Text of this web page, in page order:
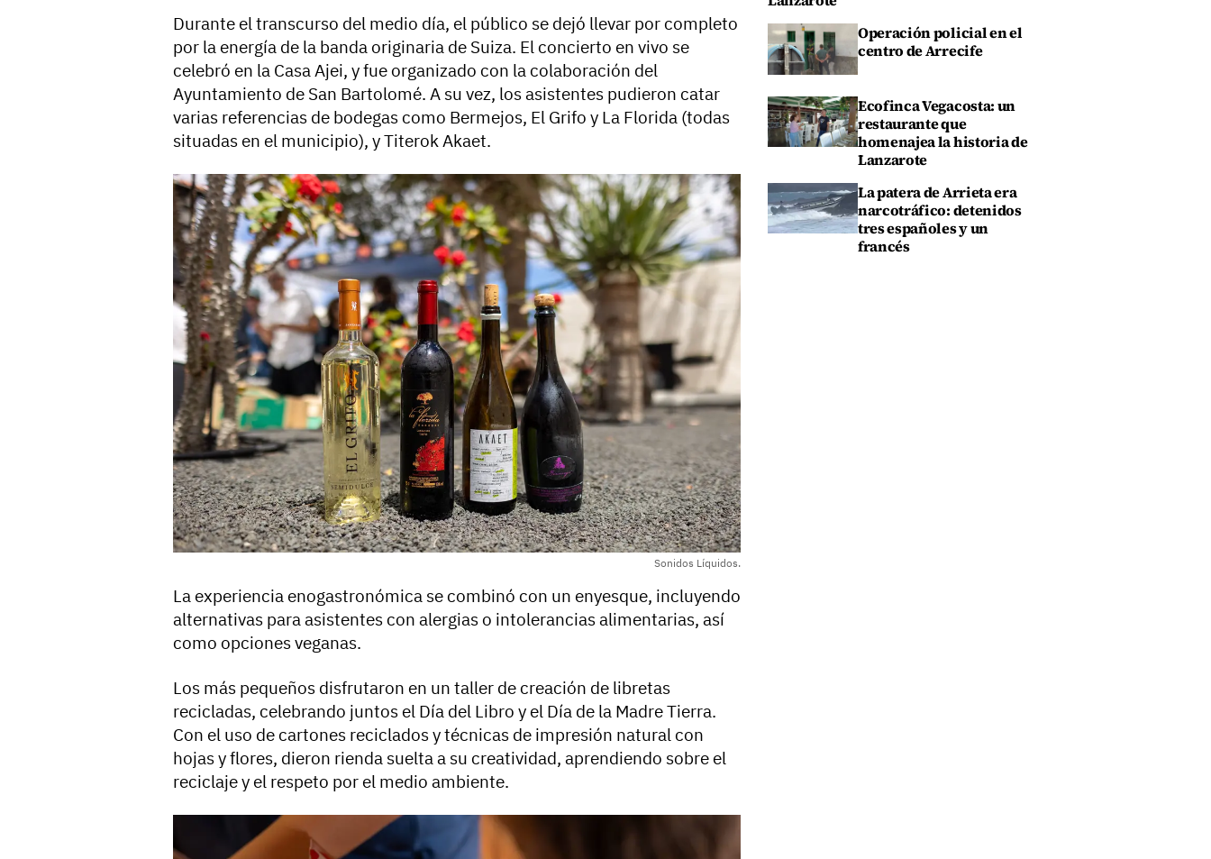
Durante el transcurso del medio día, el público se dejó llevar por completo
por la energía de la banda originaria de Suiza. El concierto en vivo se
celebró en la Casa Ajei, y fue organizado con la colaboración del
Ayuntamiento de San Bartolomé. A su vez, los asistentes pudieron catar
varias referencias de bodegas como Bermejos, El Grifo y La Florida (todas
situadas en el municipio), y Titerok Akaet.
Sonidos Líquidos.
La experiencia enogastronómica se combinó con un enyesque, incluyendo
alternativas para asistentes con alergias o intolerancias alimentarias, así
como opciones veganas.
Los más pequeños disfrutaron en un taller de creación de libretas
recicladas, celebrando juntos el Día del Libro y el Día de la Madre Tierra.
Con el uso de cartones reciclados y técnicas de impresión natural con
hojas y flores, dieron rienda suelta a su creatividad, aprendiendo sobre el
reciclaje y el respeto por el medio ambiente.
Operación policial en el
centro de Arrecife
Ecofinca Vegacosta: un
restaurante que
homenajea la historia de
Lanzarote
La patera de Arrieta era
narcotráfico: detenidos
tres españoles y un
francés